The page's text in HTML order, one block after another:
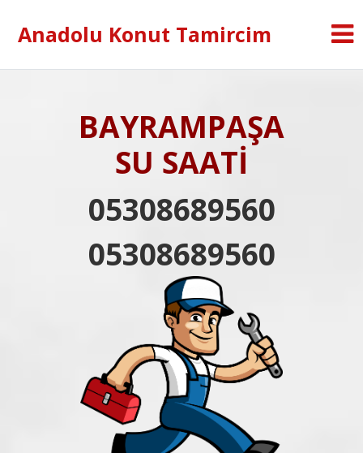
Anadolu Konut Tamircim
BAYRAMPAŞA
SU SAATİ
05308689560
05308689560